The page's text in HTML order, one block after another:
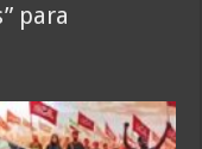
para